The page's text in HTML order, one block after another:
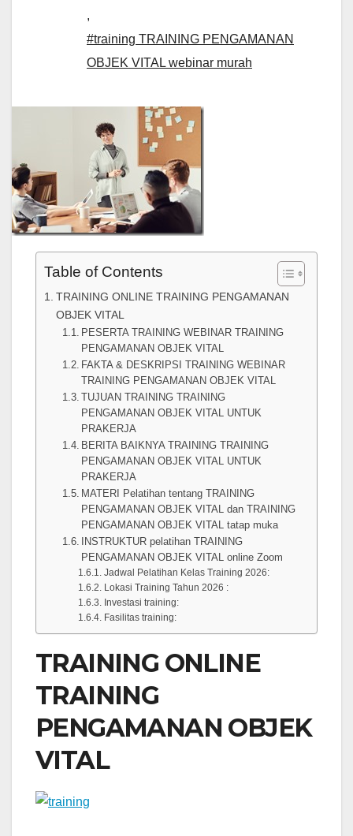
,
#training TRAINING PENGAMANAN
OBJEK VITAL webinar murah
Table of Contents
TRAINING ONLINE TRAINING PENGAMANAN
OBJEK VITAL
PESERTA TRAINING WEBINAR TRAINING
PENGAMANAN OBJEK VITAL
FAKTA & DESKRIPSI TRAINING WEBINAR
TRAINING PENGAMANAN OBJEK VITAL
TUJUAN TRAINING TRAINING
PENGAMANAN OBJEK VITAL UNTUK
PRAKERJA
BERITA BAIKNYA TRAINING TRAINING
PENGAMANAN OBJEK VITAL UNTUK
PRAKERJA
MATERI Pelatihan tentang TRAINING
PENGAMANAN OBJEK VITAL dan TRAINING
PENGAMANAN OBJEK VITAL tatap muka
INSTRUKTUR pelatihan TRAINING
PENGAMANAN OBJEK VITAL online Zoom
Jadwal Pelatihan Kelas Training 2026:
Lokasi Training Tahun 2026 :
Investasi training:
Fasilitas training:
TRAINING ONLINE
TRAINING
PENGAMANAN OBJEK
VITAL